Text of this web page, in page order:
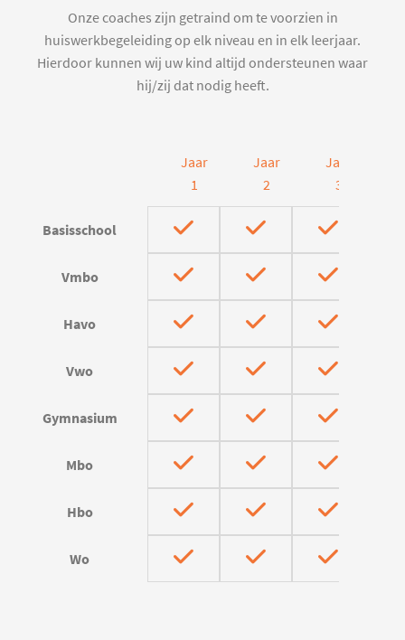
Onze coaches zijn getraind om te voorzien in
huiswerkbegeleiding op elk niveau en in elk leerjaar.
Hierdoor kunnen wij uw kind altijd ondersteunen waar
hij/zij dat nodig heeft.
Jaar
1
Jaar
2
Jaar
3
Basisschool
Vmbo
Havo
Vwo
Gymnasium
Mbo
Hbo
Wo